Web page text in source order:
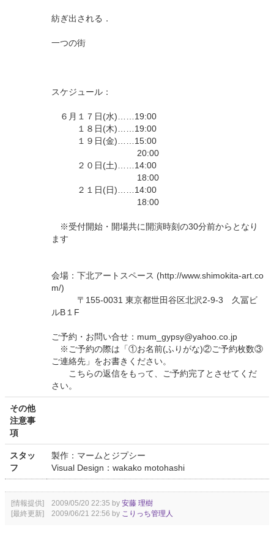
紡ぎ出される．
一つの街
スケジュール：
６月１７日(水)……19:00
１８日(木)……19:00
１９日(金)……15:00
20:00
２０日(土)……14:00
18:00
２１日(日)……14:00
18:00
※受付開始・開場共に開演時刻の30分前からとなり
ます
会場：下北アートスペース (http://www.shimokita-art.co
m/)
〒155-0031 東京都世田谷区北沢2-9-3 久冨ビ
ルB１F
ご予約・お問い合せ：mum_gypsy@yahoo.co.jp
※ご予約の際は「①お名前(ふりがな)②ご予約枚数③
ご連絡先」をお書きください。
こちらの返信をもって、ご予約完了とさせてくだ
さい。
その他
注意事
項
スタッ
フ
製作：マームとジプシー
Visual Design：wakako motohashi
[情報提供] 2009/05/20 22:35 by 安藤 理樹
[最終更新] 2009/06/21 22:56 by こりっち管理人